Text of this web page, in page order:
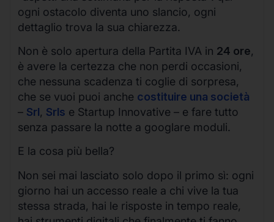
ogni ostacolo diventa uno slancio, ogni
dettaglio trova la sua chiarezza.
Non è solo apertura della Partita IVA in 24 ore,
è avere la certezza che non perdi occasioni,
che nessuna scadenza ti coglie di sorpresa,
che se vuoi puoi anche costituire una società
– Srl, Srls e Startup Innovative – e fare tutto
senza passare la notte a googlare moduli.
E la cosa più bella?
Non sei mai lasciato solo dopo il primo sì: ogni
giorno hai un accesso reale a chi vive la tua
stessa strada, hai le risposte in tempo reale,